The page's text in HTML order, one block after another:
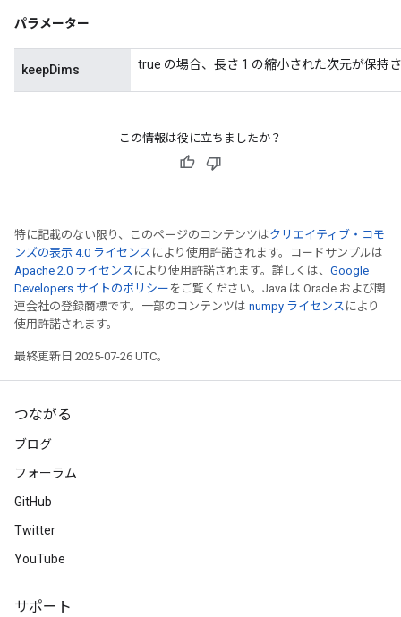
パラメーター
keepDims true の場合、長さ 1 の縮小された次元が保持
この情報は役に立ちましたか？
特に記載のない限り、このページのコンテンツはクリエイティブ・コモ
ンズの表示 4.0 ライセンス により使用許諾されます。コードサンプルは
Apache 2.0 ライセンス により使用許諾されます。詳しくは、 Google
Developers サイトのポリシー をご覧ください。Java は Oracle および関
連会社の登録商標です。一部のコンテンツは numpy ライセンス により
使用許諾されます。
最終更新日 2025-07-26 UTC。
つながる
ブログ
フォーラム
GitHub
Twitter
YouTube
サポート